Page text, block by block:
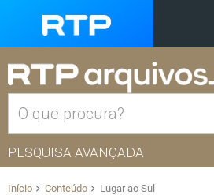
PESQUISA AVANÇADA
Início Conteúdo Lugar ao Sul